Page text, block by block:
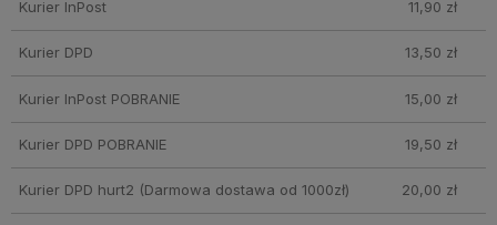
Kurier InPost 11,90 zł
Kurier DPD 13,50 zł
Kurier InPost POBRANIE 15,00 zł
Kurier DPD POBRANIE 19,50 zł
Kurier DPD hurt2 (Darmowa dostawa od 1000zł) 20,00 zł